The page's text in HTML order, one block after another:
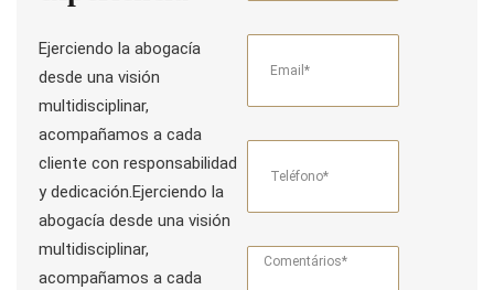
Ejerciendo la abogacía
desde una visión
multidisciplinar,
acompañamos a cada
cliente con responsabilidad
y dedicación.Ejerciendo la
abogacía desde una visión
multidisciplinar,
acompañamos a cada